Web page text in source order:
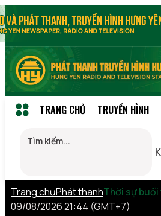
TRANG CHỦ TRUYỀN HÌNH
Trang chủPhát thanhThời sự
09/08/2026 21:44 (GMT+7)